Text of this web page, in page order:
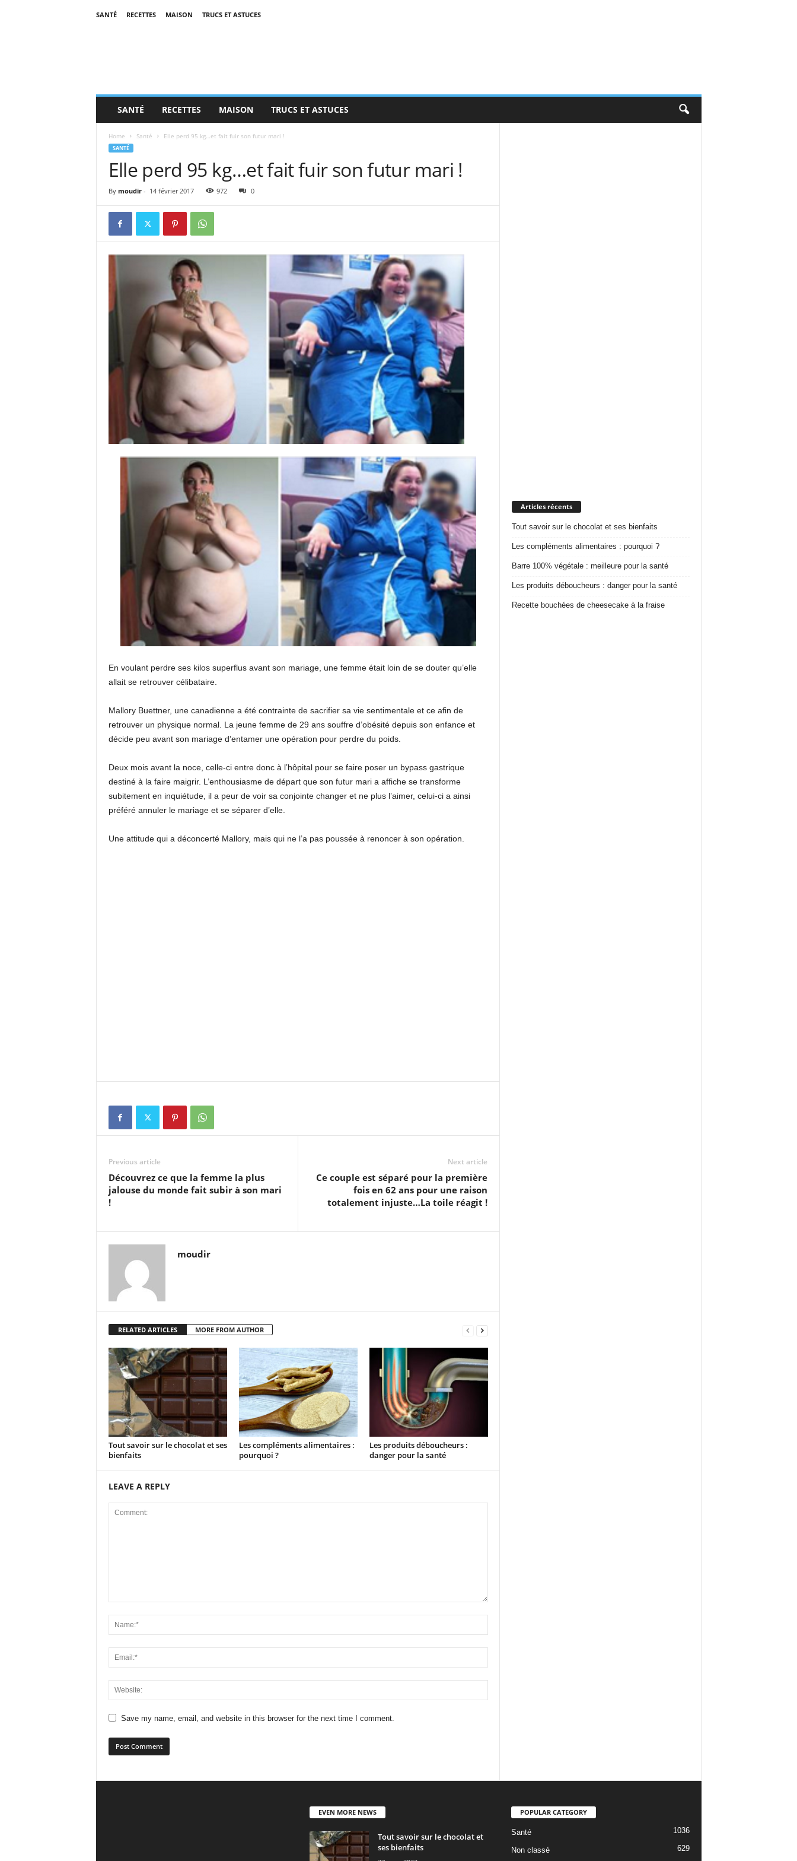
SANTÉ RECETTES MAISON TRUCS ET ASTUCES
SANTÉ RECETTES MAISON TRUCS ET ASTUCES
Home Santé Elle perd 95 kg…et fait fuir son futur mari !
SANTÉ
Elle perd 95 kg…et fait fuir son futur mari !
By moudir- 14 février 2017 972 0
En voulant perdre ses kilos superflus avant son mariage, une femme était loin de se douter qu’elle
allait se retrouver célibataire.
Mallory Buettner, une canadienne a été contrainte de sacrifier sa vie sentimentale et ce afin de
retrouver un physique normal. La jeune femme de 29 ans souffre d’obésité depuis son enfance et
décide peu avant son mariage d’entamer une opération pour perdre du poids.
Deux mois avant la noce, celle-ci entre donc à l’hôpital pour se faire poser un bypass gastrique
destiné à la faire maigrir. L’enthousiasme de départ que son futur mari a affiche se transforme
subitement en inquiétude, il a peur de voir sa conjointe changer et ne plus l’aimer, celui-ci a ainsi
préféré annuler le mariage et se séparer d’elle.
Une attitude qui a déconcerté Mallory, mais qui ne l’a pas poussée à renoncer à son opération.
Previous article
Découvrez ce que la femme la plus
jalouse du monde fait subir à son mari
!
Next article
Ce couple est séparé pour la première
fois en 62 ans pour une raison
totalement injuste…La toile réagit !
moudir
RELATED ARTICLES MORE FROM AUTHOR
Tout savoir sur le chocolat et ses
bienfaits
Les compléments alimentaires :
pourquoi ?
Les produits déboucheurs :
danger pour la santé
LEAVE A REPLY
Save my name, email, and website in this browser for the next time I comment.
Articles récents
Tout savoir sur le chocolat et ses bienfaits
Les compléments alimentaires : pourquoi ?
Barre 100% végétale : meilleure pour la santé
Les produits déboucheurs : danger pour la santé
Recette bouchées de cheesecake à la fraise
EVEN MORE NEWS
Tout savoir sur le chocolat et
ses bienfaits
POPULAR CATEGORY
Santé 1036
Non classé 629